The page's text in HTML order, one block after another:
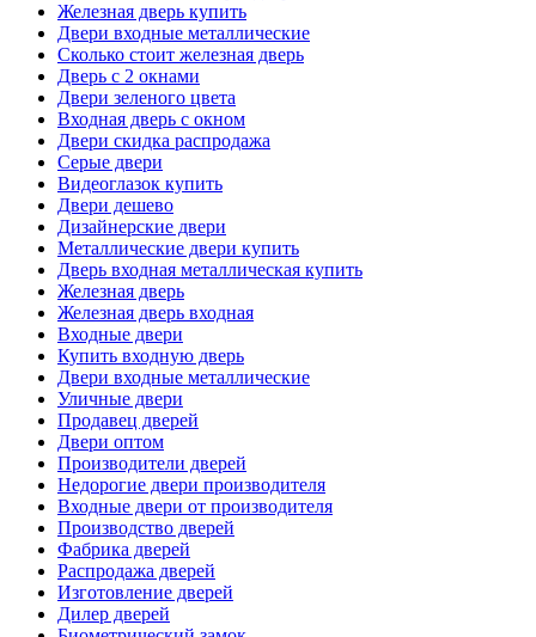
Железная дверь купить
Двери входные металлические
Сколько стоит железная дверь
Дверь с 2 окнами
Двери зеленого цвета
Входная дверь с окном
Двери скидка распродажа
Серые двери
Видеоглазок купить
Двери дешево
Дизайнерские двери
Металлические двери купить
Дверь входная металлическая купить
Железная дверь
Железная дверь входная
Входные двери
Купить входную дверь
Двери входные металлические
Уличные двери
Продавец дверей
Двери оптом
Производители дверей
Недорогие двери производителя
Входные двери от производителя
Производство дверей
Фабрика дверей
Распродажа дверей
Изготовление дверей
Дилер дверей